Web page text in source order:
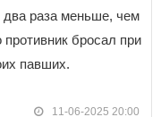
два раза меньше, чем
бросал при
павших.
11-06-2025 20:00